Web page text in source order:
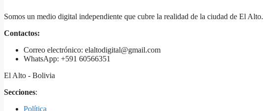
Somos un medio digital independiente que cubre la realidad de la ciudad de El Alto.
Contactos:
Correo electrónico: elaltodigital@gmail.com
WhatsApp: +591 60566351
El Alto - Bolivia
Secciones:
Política